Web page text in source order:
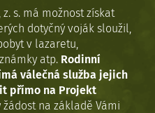
s. má možnost získat
dotyčný voják sloužil,
v lazaretu,
atp. Rodinní
válečná služba jejich
přímo na Projekt
žádost na základě Vámi